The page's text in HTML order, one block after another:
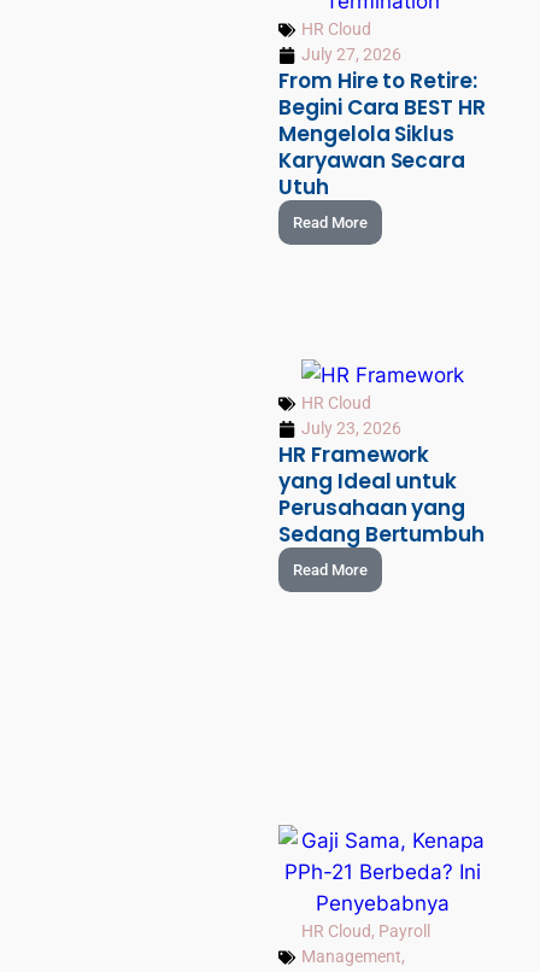
HR Cloud
July 27, 2026
From Hire to Retire:
Begini Cara BEST HR
Mengelola Siklus
Karyawan Secara
Utuh
Read More
HR Cloud
July 23, 2026
HR Framework
yang Ideal untuk
Perusahaan yang
Sedang Bertumbuh
Read More
HR Cloud, Payroll
Management,